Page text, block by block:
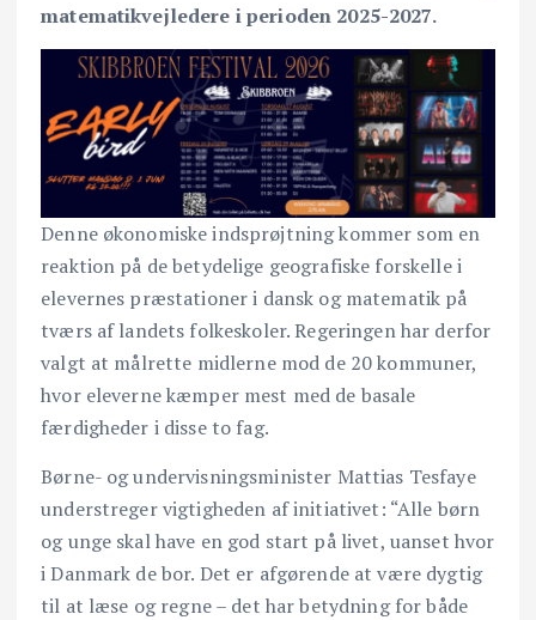
matematikvejledere i perioden 2025-2027.
Denne økonomiske indsprøjtning kommer som en
reaktion på de betydelige geografiske forskelle i
elevernes præstationer i dansk og matematik på
tværs af landets folkeskoler. Regeringen har derfor
valgt at målrette midlerne mod de 20 kommuner,
hvor eleverne kæmper mest med de basale
færdigheder i disse to fag.
Børne- og undervisningsminister Mattias Tesfaye
understreger vigtigheden af initiativet: “Alle børn
og unge skal have en god start på livet, uanset hvor
i Danmark de bor. Det er afgørende at være dygtig
til at læse og regne – det har betydning for både